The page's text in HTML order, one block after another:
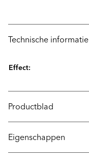
Technische informatie
Effect:
Productblad
Eigenschappen